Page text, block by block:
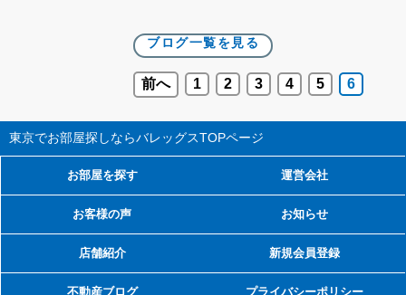
ブログ一覧を見る
前へ 1 2 3 4 5 6
東京でお部屋探しならバレッグスTOPページ
お部屋を探す
お客様の声
店舗紹介
不動産ブログ
運営会社
お知らせ
新規会員登録
プライバシーポリシー